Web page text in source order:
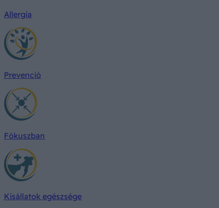
Allergia
Prevenció
Fókuszban
Kisállatok egészsége